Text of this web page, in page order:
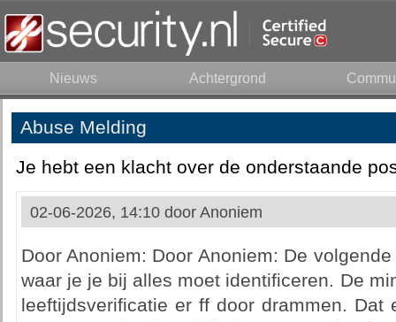
Nieuws Achtergrond
Abuse Melding
Je hebt een klacht over de onderstaande
02-06-2026, 14:10 door Anoniem
Door Anoniem: Door Anoniem: De
waar je je bij alles moet identificeren. De
leeftijdsverificatie er ff door drammen.